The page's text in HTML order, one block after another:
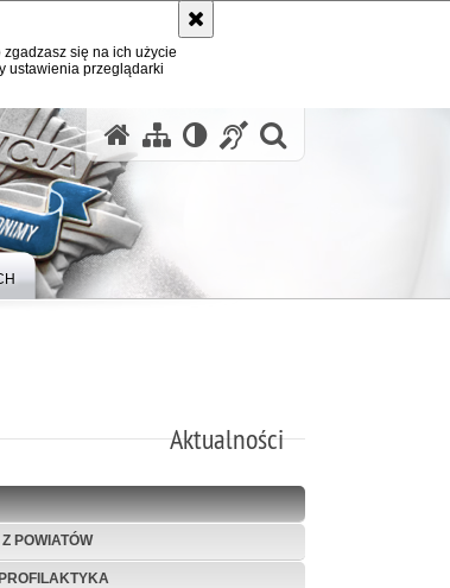
się na ich użycie
ustawienia przeglądarki
Aktualności
POWIATÓW